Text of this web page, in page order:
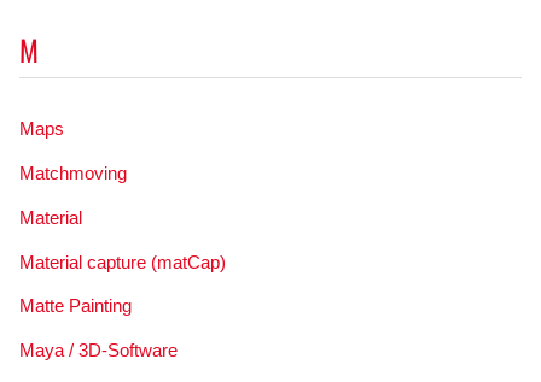
M
Maps
Matchmoving
Material
Material capture (matCap)
Matte Painting
Maya / 3D-Software